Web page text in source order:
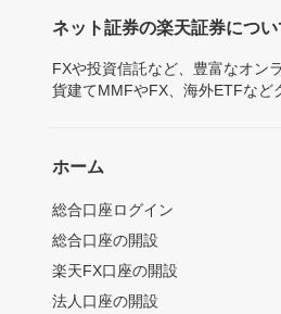
ネット証券の楽天証券につ
FXや投資信託など、豊富なオン
貨建てMMFやFX、海外ETFなど
ホーム
総合口座ログイン
総合口座の開設
楽天FX口座の開設
法人口座の開設